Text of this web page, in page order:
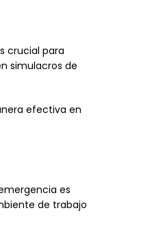
crucial para
simulacros de
efectiva en
es
de trabajo